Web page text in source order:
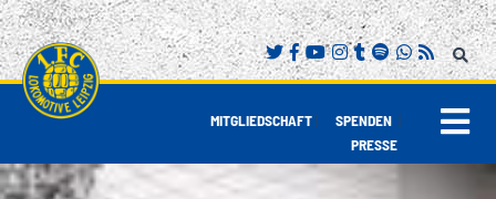
MITGLIEDSCHAFT| SPENDEN |
PRESSE